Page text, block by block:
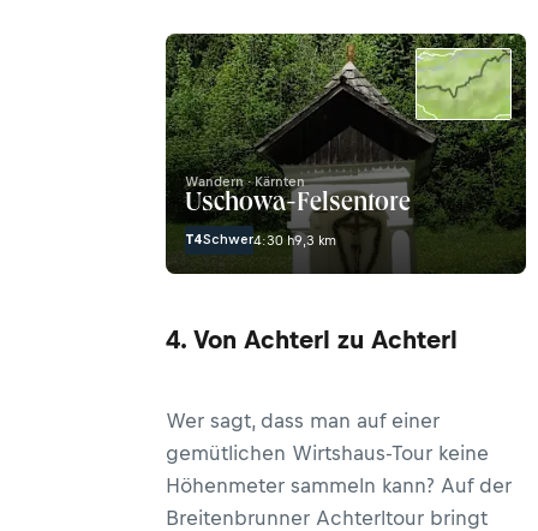
Wandern · Kärnten
Uschowa-Felsentore
T4Schwer4:30 h9,3 km
4. Von Achterl zu Achterl
Wer sagt, dass man auf einer
gemütlichen Wirtshaus-Tour keine
Höhenmeter sammeln kann? Auf der
Breitenbrunner Achterltour bringt